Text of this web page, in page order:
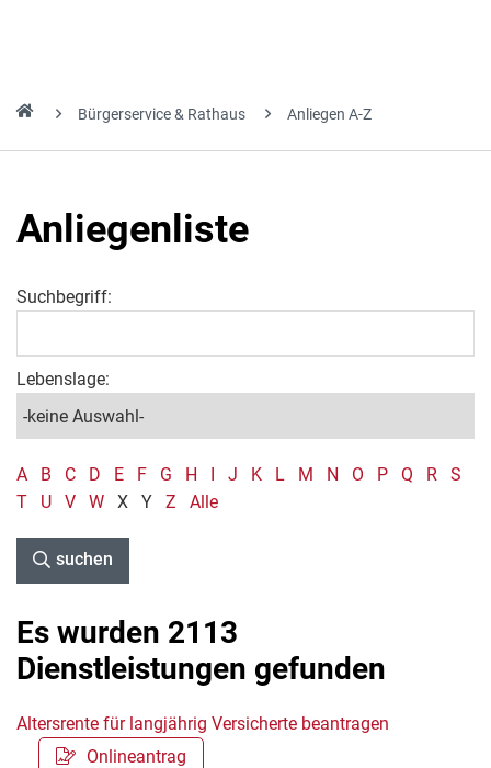
Bürgerservice & Rathaus Anliegen A-Z
Anliegenliste
Suchbegriff:
Lebenslage:
A B C D E F G H I J K L M N O P Q R
S
T
U V W X Y Z Alle
suchen
Es wurden 2113
Dienstleistungen gefunden
Altersrente für langjährig Versicherte beantragen
Onlineantrag